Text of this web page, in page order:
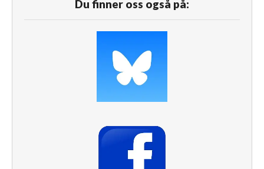
Du finner oss også på: